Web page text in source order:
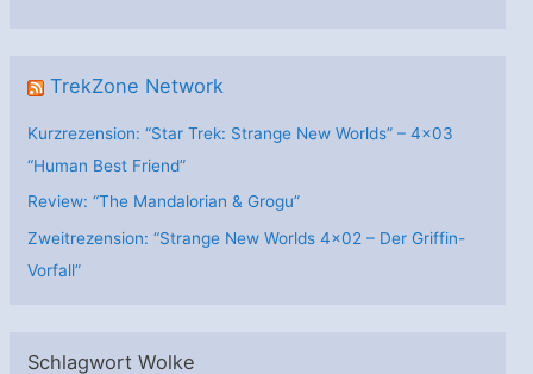
TrekZone Network
Kurzrezension: “Star Trek: Strange New Worlds” – 4×03
“Human Best Friend”
Review: “The Mandalorian & Grogu”
Zweitrezension: “Strange New Worlds 4×02 – Der Griffin-
Vorfall”
Schlagwort Wolke